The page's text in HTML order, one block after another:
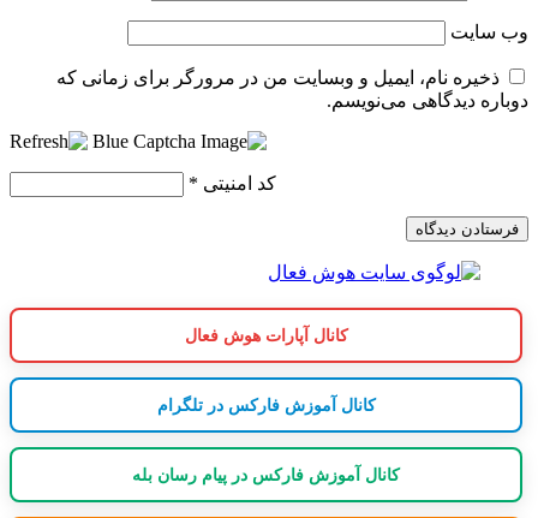
وب‌ سایت
ذخیره نام، ایمیل و وبسایت من در مرورگر برای زمانی که
دوباره دیدگاهی می‌نویسم.
کد امنیتی *
کانال آپارات هوش فعال
کانال آموزش فارکس در تلگرام
کانال آموزش فارکس در پیام رسان بله